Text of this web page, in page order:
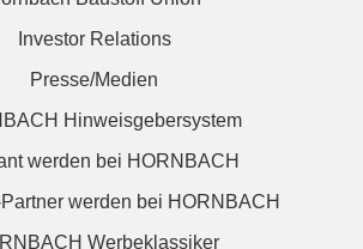
Investor Relations
Presse/Medien
Hinweisgebersystem
werden bei HORNBACH
werden bei HORNBACH
Werbeklassiker